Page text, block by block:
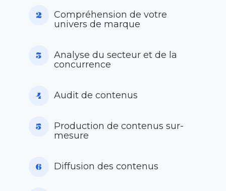
Compréhension de votre
univers de marque
Analyse du secteur et de la
concurrence
Audit de contenus
Production de contenus sur-
mesure
Diffusion des contenus